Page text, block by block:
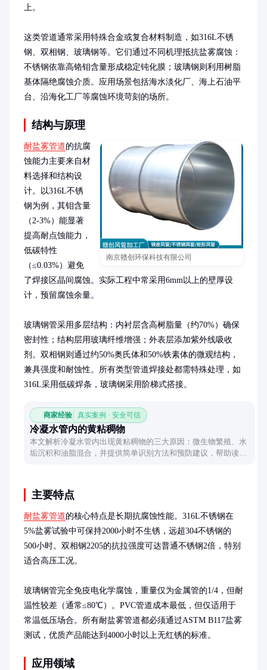
上。
这类管道通常采用特殊合金或复合材料制造，如316L不锈
钢、双相钢、玻璃钢等。它们通过不同机理抵抗盐雾腐蚀：
不锈钢依靠高铬钼含量形成稳定钝化膜；玻璃钢则利用树脂
基体隔绝腐蚀介质。应用场景包括海水淡化厂、海上石油平
台、沿海化工厂等腐蚀环境苛刻的场所。
结构与原理
南京赣创环保科技有限公司
耐盐雾管道的抗腐
蚀能力主要来自材
料选择和结构设
计。以316L不锈
钢为例，其钼含量
（2-3%）能显著
提高耐点蚀能力，
低碳特性
（≤0.03%）避免
了焊接区晶间腐蚀。实际工程中常采用6mm以上的壁厚设
计，预留腐蚀余量。
玻璃钢管采用多层结构：内衬层含高树脂量（约70%）确保
密封性；结构层用玻璃纤维增强；外表层添加紫外线吸收
剂。双相钢则通过约50%奥氏体和50%铁素体的微观结构，
兼具强度和耐蚀性。所有类型管道焊接处都需特殊处理，如
316L采用低碳焊条，玻璃钢采用阶梯式搭接。
商家经验 真实案例 · 安全可信
冷凝水管内的黄粘稠物
本文解析冷凝水管内出现黄粘稠物的三大原因：微生物繁殖、水
垢沉积和油脂混合，并提供简单识别方法和预防建议，帮助读者
主要特点
耐盐雾管道的核心特点是长期抗腐蚀性能。316L不锈钢在
5%盐雾试验中可保持2000小时不生锈，远超304不锈钢的
500小时。双相钢2205的抗拉强度可达普通不锈钢2倍，特别
适合高压工况。
玻璃钢管完全免疫电化学腐蚀，重量仅为金属管的1/4，但耐
温性较差（通常≤80℃）。PVC管道成本最低，但仅适用于
常温低压场合。所有耐盐雾管道都必须通过ASTM B117盐雾
测试，优质产品能达到4000小时以上无红锈的标准。
应用领域